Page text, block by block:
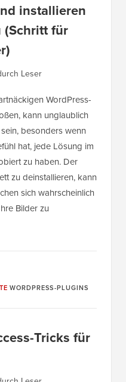
installieren
(Schritt für
Leser
WordPress-
kann unglaublich
besonders wenn
hat, jede Lösung im
zu haben. Der
zu deinstallieren, kann
sich wahrscheinlich
Bilder zu
WORDPRESS-PLUGINS
Tricks für